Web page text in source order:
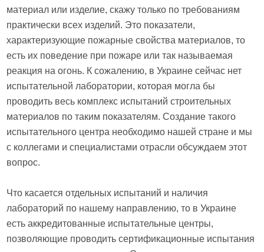
материал или изделие, скажу только по требованиям
практически всех изделий. Это показатели,
характеризующие пожарные свойства материалов, то
есть их поведение при пожаре или так называемая
реакция на огонь. К сожалению, в Украине сейчас нет
испытательной лаборатории, которая могла бы
проводить весь комплекс испытаний строительных
материалов по таким показателям. Создание такого
испытательного центра необходимо нашей стране и мы
с коллегами и специалистами отрасли обсуждаем этот
вопрос.
Что касается отдельных испытаний и наличия
лабораторий по нашему направлению, то в Украине
есть аккредитованные испытательные центры,
позволяющие проводить сертификационные испытания